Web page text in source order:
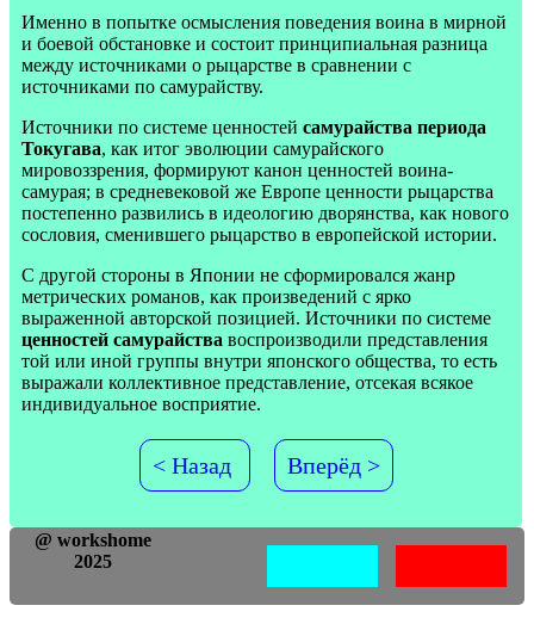
Именно в попытке осмысления поведения воина в мирной
и боевой обстановке и состоит принципиальная разница
между источниками о рыцарстве в сравнении с
источниками по самурайству.
Источники по системе ценностей самурайства периода
Токугава, как итог эволюции самурайского
мировоззрения, формируют канон ценностей воина-
самурая; в средневековой же Европе ценности рыцарства
постепенно развились в идеологию дворянства, как нового
сословия, сменившего рыцарство в европейской истории.
С другой стороны в Японии не сформировался жанр
метрических романов, как произведений с ярко
выраженной авторской позицией. Источники по системе
ценностей самурайства воспроизводили представления
той или иной группы внутри японского общества, то есть
выражали коллективное представление, отсекая всякое
индивидуальное восприятие.
< Назад Вперёд >
@ workshome
2025